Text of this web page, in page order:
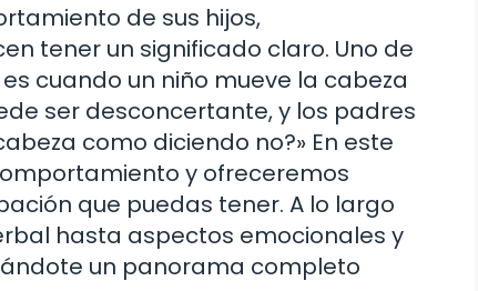
de sus hijos,
tener un significado claro. Uno de
cuando un niño mueve la cabeza
ser desconcertante, y los padres
como diciendo no?» En este
y ofreceremos
que puedas tener. A lo largo
hasta aspectos emocionales y
un panorama completo